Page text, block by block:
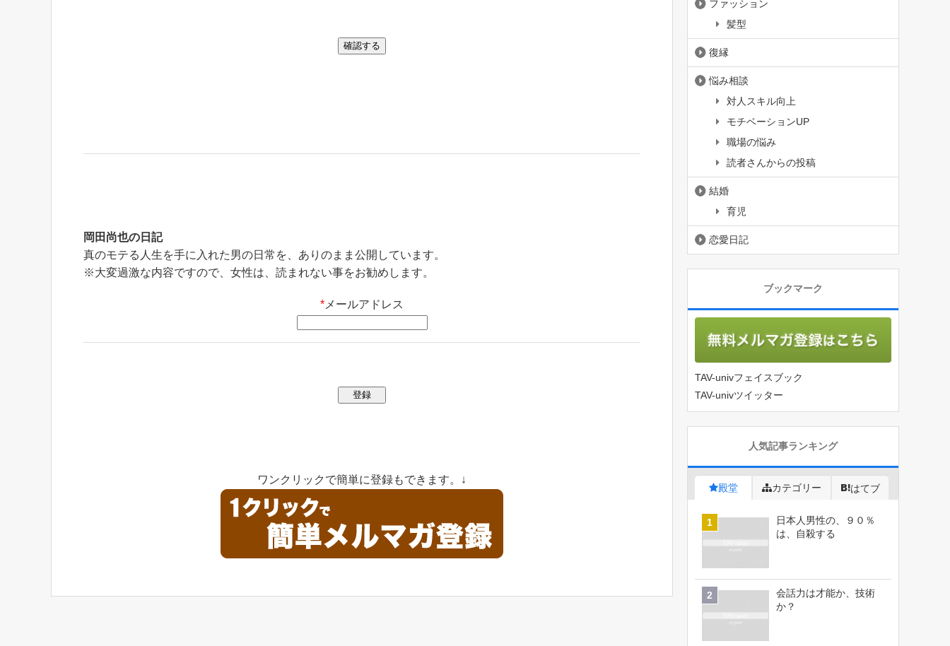
岡田尚也の日記
真のモテる人生を手に入れた男の日常を、ありのまま公開しています。
※大変過激な内容ですので、女性は、読まれない事をお勧めします。
* メールアドレス
ワンクリックで簡単に登録もできます。↓
ファッション
髪型
復縁
悩み相談
対人スキル向上
モチベーションUP
職場の悩み
読者さんからの投稿
結婚
育児
恋愛日記
ブックマーク
TAV-univフェイスブック
TAV-univツイッター
人気記事ランキング
殿堂 カテゴリー はてブ
日本人男性の、９０％
は、自殺する
会話力は才能か、技術
か？